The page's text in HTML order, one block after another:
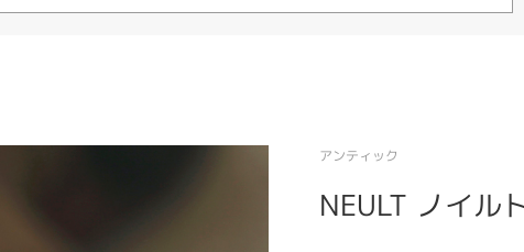
アンティック
NEULT ノイル